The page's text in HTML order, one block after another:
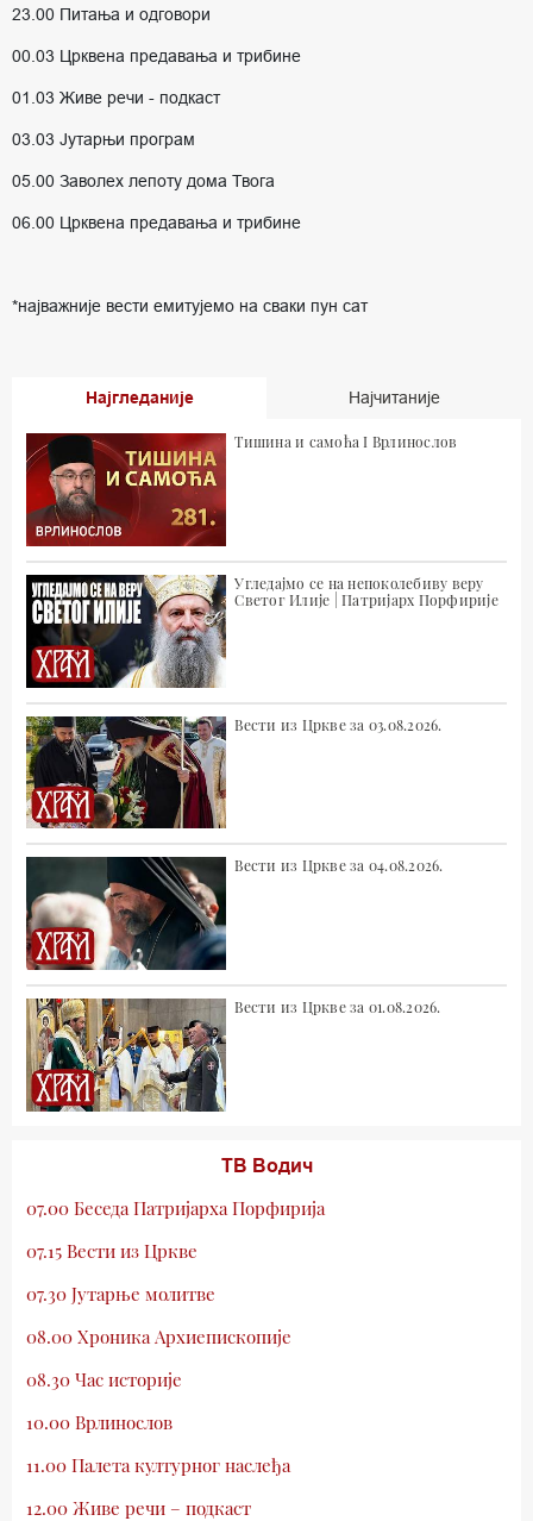
23.00 Питања и одговори
00.03 Црквена предавања и трибине
01.03 Живе речи - подкаст
03.03 Јутарњи програм
05.00 Заволех лепоту дома Твога
06.00 Црквена предавања и трибине
*најважније вести емитујемо на сваки пун сат
Најгледаније Најчитаније
Тишина и самоћа I Врлинослов
Угледајмо се на непоколебиву веру
Светог Илије | Патријарх Порфирије
Вести из Цркве за 03.08.2026.
Вести из Цркве за 04.08.2026.
Вести из Цркве за 01.08.2026.
ТВ Водич
07.00 Беседа Патријарха Порфирија
07.15 Вести из Цркве
07.30 Јутарње молитве
08.00 Хроника Архиепископије
08.30 Час историје
10.00 Врлинослов
11.00 Палета културног наслеђа
12.00 Живе речи – подкаст